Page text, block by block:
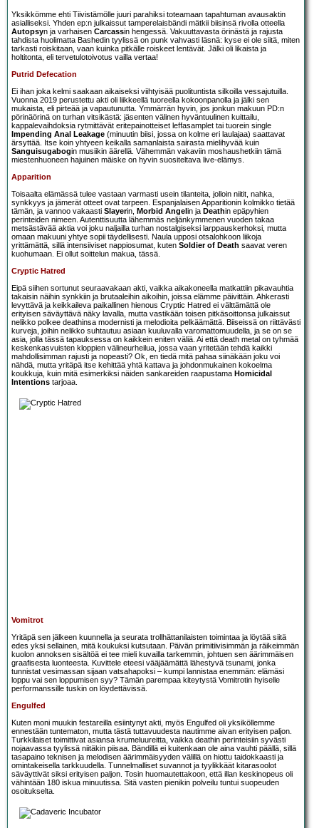
Yksikkömme ehti Tiivistämölle juuri parahiksi toteamaan tapahtuman avausaktin
asialliseksi. Yhden ep:n julkaissut tamperelaisbändi mätkii biisinsä rivolla otteella
Autopsyn ja varhaisen Carcassin hengessä. Vakuuttavasta örinästä ja rajusta
tahdista huolimatta Bashedin tyylissä on punk vahvasti läsnä: kyse ei ole siitä, miten
tarkasti roiskitaan, vaan kuinka pitkälle roiskeet lentävät. Jälki oli likaista ja
holtitonta, eli tervetulotoivotus vailla vertaa!
Putrid Defecation
Ei ihan joka kelmi saakaan aikaiseksi viihtyisää puolituntista silkoilla vessajutuilla.
Vuonna 2019 perustettu akti oli liikkeellä tuoreella kokoonpanolla ja jälki sen
mukaista, eli pirteää ja vapautunutta. Ymmärrän hyvin, jos jonkun makuun PD:n
pörinäörinä on turhan vitsikästä: jäsenten välinen hyväntuulinen kuittailu,
kappalevaihdoksia rytmittävät eritepainotteiset leffasamplet tai tuorein single
Impending Anal Leakage (minuutin biisi, jossa on kolme eri laulajaa) saattavat
ärsyttää. Itse koin yhtyeen keikalla samanlaista sairasta mielihyvää kuin
Sanguisugabogin musiikin äärellä. Vähemmän vakaviin moshaushetkiin tämä
miestenhuoneen hajuinen mäiske on hyvin suositeltava live-elämys.
Apparition
Toisaalta elämässä tulee vastaan varmasti usein tilanteita, jolloin niitit, nahka,
synkkyys ja jämerät otteet ovat tarpeen. Espanjalaisen Apparitionin kolmikko tietää
tämän, ja vannoo vakaasti Slayerin, Morbid Angel in ja Deathin epäpyhien
perinteiden nimeen. Autenttisuutta lähemmäs neljänkymmenen vuoden takaa
metsästävää aktia voi joku naljailla turhan nostalgiseksi larppauskerhoksi, mutta
omaan makuuni yhtye sopii täydellisesti. Naula upposi otsalohkoon liikoja
yrittämättä, sillä intensiiviset nappiosumat, kuten Soldier of Death saavat veren
kuohumaan. Ei ollut soittelun makua, tässä.
Cryptic Hatred
Eipä siihen sortunut seuraavakaan akti, vaikka aikakoneella matkattiin pikavauhtia
takaisin näihin synkkiin ja brutaaleihin aikoihin, joissa elämme päivittäin. Ahkerasti
levyttävä ja keikkaileva paikallinen hienous Cryptic Hatred ei välttämättä ole
erityisen säväyttävä näky lavalla, mutta vastikään toisen pitkäsoittonsa julkaissut
nelikko polkee deathinsa modernisti ja melodioita pelkäämättä. Biiseissä on riittävästi
kurveja, joihin nelikko suhtautuu asiaan kuuluvalla varomattomuudella, ja se on se
asia, jolla tässä tapauksessa on kaikkein eniten väliä. Ai että death metal on tyhmää
keskenkasvuisten kloppien välineurheilua, jossa vaan yritetään tehdä kaikki
mahdollisimman rajusti ja nopeasti? Ok, en tiedä mitä pahaa siinäkään joku voi
nähdä, mutta yritäpä itse kehittää yhtä kattava ja johdonmukainen kokoelma
koukkuja, kuin mitä esimerkiksi näiden sankareiden raapustama Homicidal
Intentions tarjoaa.
Vomitrot
Yritäpä sen jälkeen kuunnella ja seurata trollhättanilaisten toimintaa ja löytää siitä
edes yksi sellainen, mitä koukuksi kutsutaan. Päivän primitiivisimmän ja räikeimmän
kuolon annoksen sisältöä ei tee mieli kuvailla tarkemmin, johtuen sen äärimmäisen
graafisesta luonteesta. Kuvittele eteesi vääjäämättä lähestyvä tsunami, jonka
tunnistat vesimassan sijaan vatsahapoksi – kumpi lannistaa enemmän: elämäsi
loppu vai sen loppumisen syy? Tämän parempaa kiteytystä Vomitrotin hyiselle
performanssille tuskin on löydettävissä.
Engulfed
Kuten moni muukin festareilla esiintynyt akti, myös Engulfed oli yksiköllemme
ennestään tuntematon, mutta tästä tuttavuudesta nautimme aivan erityisen paljon.
Turkkilaiset toimittivat asiansa krumeluureitta, vaikka deathin perinteisiin syvästi
nojaavassa tyylissä niitäkin piisaa. Bändillä ei kuitenkaan ole aina vauhti päällä, sillä
tasapaino teknisen ja melodisen äärimmäisyyden välillä on hiottu taidokkaasti ja
omintakeisella tarkkuudella. Tunnelmalliset suvannot ja tyylikkäät kitarasoolot
säväyttivät siksi erityisen paljon. Tosin huomautettakoon, että illan keskinopeus oli
vähintään 180 iskua minuutissa. Sitä vasten pienikin polveilu tuntui suopeuden
osoitukselta.